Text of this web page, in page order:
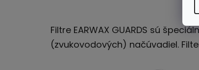
Filtre EARWAX GUARDS sú
(zvukovodových) načúvadiel.